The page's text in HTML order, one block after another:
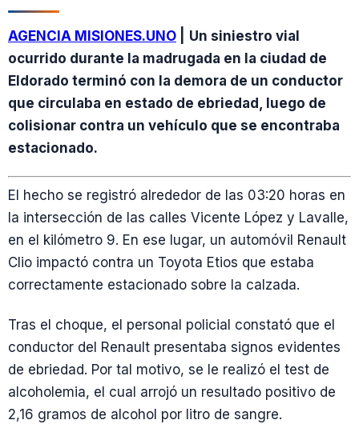
AGENCIA MISIONES.UNO
Un siniestro vial
ocurrido durante la madrugada en la ciudad de
Eldorado terminó con la demora de un conductor
que circulaba en estado de ebriedad, luego de
colisionar contra un vehículo que se encontraba
estacionado.
El hecho se registró alrededor de las 03:20 horas en
la intersección de las calles Vicente López y Lavalle,
en el kilómetro 9. En ese lugar, un automóvil Renault
Clio impactó contra un Toyota Etios que estaba
correctamente estacionado sobre la calzada.
Tras el choque, el personal policial constató que el
conductor del Renault presentaba signos evidentes
de ebriedad. Por tal motivo, se le realizó el test de
alcoholemia, el cual arrojó un resultado positivo de
2,16 gramos de alcohol por litro de sangre.